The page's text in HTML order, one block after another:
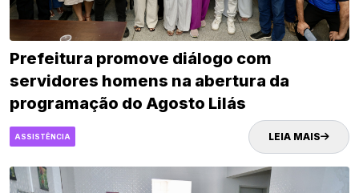
Prefeitura promove diálogo com
servidores homens na abertura da
programação do Agosto Lilás
ASSISTÊNCIA LEIA MAIS